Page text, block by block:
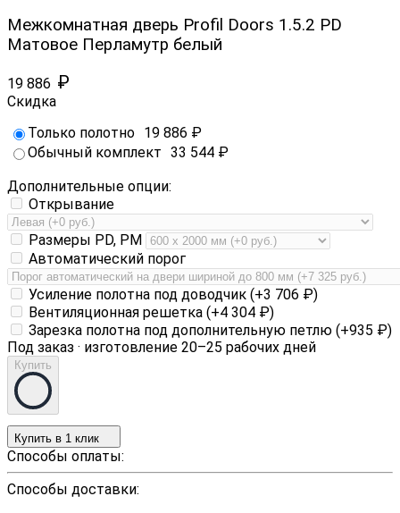
Межкомнатная дверь Profil Doors 1.5.2 PD
Матовое Перламутр белый
19 886 ₽
Скидка
Только полотно 19 886 ₽
Обычный комплект 33 544 ₽
Дополнительные опции:
Открывание
Размеры PD, PM
Автоматический порог
Усиление полотна под доводчик (+3 706 ₽)
Вентиляционная решетка (+4 304 ₽)
Зарезка полотна под дополнительную петлю (+935 ₽)
Под заказ · изготовление 20–25 рабочих дней
Купить
Купить в 1 клик
Способы оплаты:
Способы доставки: